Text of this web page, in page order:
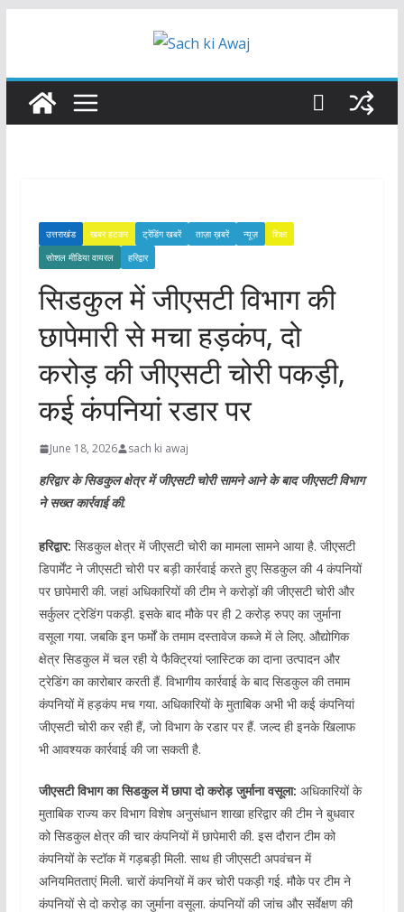
उत्तराखंड खबर हटकर ट्रेंडिंग खबरें ताज़ा ख़बरें न्यूज़
शिक्षा
सोशल मीडिया वायरल
हरिद्वार
सिडकुल में जीएसटी विभाग की
छापेमारी से मचा हड़कंप, दो
करोड़ की जीएसटी चोरी पकड़ी,
कई कंपनियां रडार पर
June 18, 2026 sach ki awaj
हरिद्वार के सिडकुल क्षेत्र में जीएसटी चोरी सामने आने के बाद जीएसटी विभाग
ने सख्त कार्रवाई की.
हरिद्वार: सिडकुल क्षेत्र में जीएसटी चोरी का मामला सामने आया है. जीएसटी
डिपार्मेंट ने जीएसटी चोरी पर बड़ी कार्रवाई करते हुए सिडकुल की 4 कंपनियों
पर छापेमारी की. जहां अधिकारियों की टीम ने करोड़ों की जीएसटी चोरी और
सर्कुलर ट्रेडिंग पकड़ी. इसके बाद मौके पर ही 2 करोड़ रुपए का जुर्माना
वसूला गया. जबकि इन फर्मों के तमाम दस्तावेज कब्जे में ले लिए. औद्योगिक
क्षेत्र सिडकुल में चल रही ये फैक्ट्रियां प्लास्टिक का दाना उत्पादन और
ट्रेडिंग का कारोबार करती हैं. विभागीय कार्रवाई के बाद सिडकुल की तमाम
कंपनियों में हड़कंप मच गया. अधिकारियों के मुताबिक अभी भी कई कंपनियां
जीएसटी चोरी कर रही हैं, जो विभाग के रडार पर हैं. जल्द ही इनके खिलाफ
भी आवश्यक कार्रवाई की जा सकती है.
जीएसटी विभाग का सिडकुल में छापा दो करोड़ जुर्माना वसूला: अधिकारियों के
मुताबिक राज्य कर विभाग विशेष अनुसंधान शाखा हरिद्वार की टीम ने बुधवार
को सिडकुल क्षेत्र की चार कंपनियों में छापेमारी की. इस दौरान टीम को
कंपनियों के स्टॉक में गड़बड़ी मिली. साथ ही जीएसटी अपवंचन में
अनियमितताएं मिली. चारों कंपनियों में कर चोरी पकड़ी गई. मौके पर टीम ने
कंपनियों से दो करोड़ का जुर्माना वसूला. कंपनियों की जांच और सर्वेक्षण की